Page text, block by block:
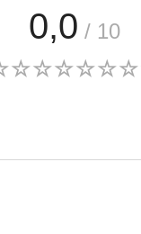
0,0 / 10